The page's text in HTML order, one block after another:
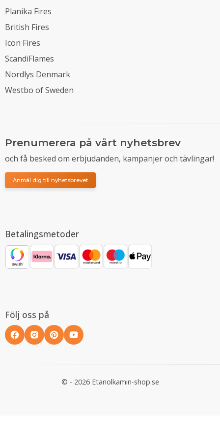
Planika Fires
British Fires
Icon Fires
ScandiFlames
Nordlys Denmark
Westbo of Sweden
Prenumerera på vårt nyhetsbrev
och få besked om erbjudanden, kampanjer och tävlingar!
Anmäl dig till nyhetsbrevet
Betalingsmetoder
Följ oss på
© - 2026 Etanolkamin-shop.se